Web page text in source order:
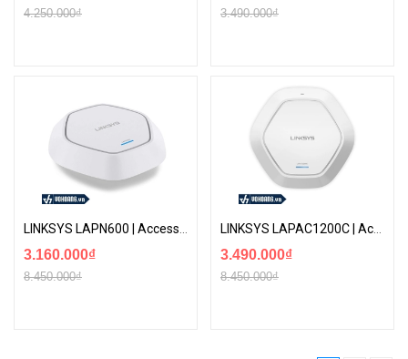
4.250.000₫ 3.490.000₫
3.160.000₫
8.450.000₫
3.490.000₫
8.450.000₫